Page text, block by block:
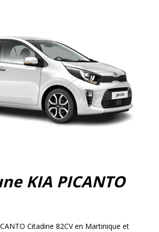
KIA PICANTO
Citadine 82CV en Martinique et